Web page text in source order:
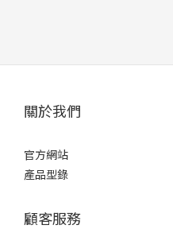
關於我們
官方網站
產品型錄
顧客服務